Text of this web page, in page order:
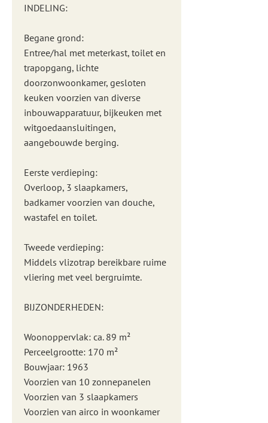
INDELING:
Begane grond:
Entree/hal met meterkast, toilet en
trapopgang, lichte
doorzonwoonkamer, gesloten
keuken voorzien van diverse
inbouwapparatuur, bijkeuken met
witgoedaansluitingen,
aangebouwde berging.
Eerste verdieping:
Overloop, 3 slaapkamers,
badkamer voorzien van douche,
wastafel en toilet.
Tweede verdieping:
Middels vlizotrap bereikbare ruime
vliering met veel bergruimte.
BIJZONDERHEDEN:
Woonoppervlak: ca. 89 m²
Perceelgrootte: 170 m²
Bouwjaar: 1963
Voorzien van 10 zonnepanelen
Voorzien van 3 slaapkamers
Voorzien van airco in woonkamer